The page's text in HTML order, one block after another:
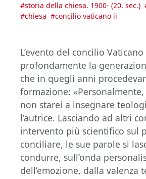
#storia della chiesa. 1900- (20. sec.)
#chiesa #concilio vaticano ii
L’evento del concilio
profondamente la
che in quegli anni
formazione: «Personalmente,
non starei a insegnare
l’autrice. Lasciando ad altri
intervento più scientifico sul
conciliare, le sue parole si
condurre, sull’onda
dell’emozione, dalla valenza